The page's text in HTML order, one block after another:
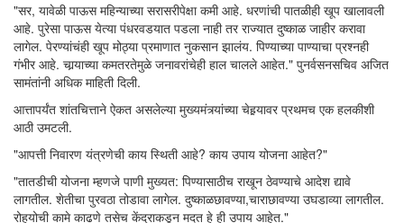
"सर, यावेळी पाऊस महिन्याच्या सरासरीपेक्षा कमी आहे. धरणांची पातळीही खूप खालावली
आहे. पुरेसा पाऊस येत्या पंधरवडयात पडला नाही तर राज्यात दुष्काळ जाहीर करावा
लागेल. पेरण्यांचंही खूप मोठ्या प्रमाणात नुकसान झालंय. पिण्याच्या पाण्याचा प्रश्नही
गंभीर आहे. चार्‍याच्या कमतरतेमुळे जनावरांचेही हाल चालले आहेत." पुनर्वसनसचिव अजित
सामंतांनी अधिक माहिती दिली.
आत्तापर्यंत शांतचित्ताने ऐकत असलेल्या मुख्यमंत्र्यांच्या चेहर्‍यावर प्रथमच एक हलकीशी
आठी उमटली.
"आपत्ती निवारण यंत्रणेची काय स्थिती आहे? काय उपाय योजना आहेत?"
"तातडीची योजना म्हणजे पाणी मुख्यत: पिण्यासाठीच राखून ठेवण्याचे आदेश द्यावे
लागतील. शेतीचा पुरवठा तोडावा लागेल. दुष्काळछावण्या,चाराछावण्या उघडाव्या लागतील.
रोहयोची कामे काढणे तसेच केंद्राकडून मदत हे ही उपाय आहेत."